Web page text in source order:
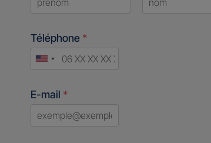
Téléphone *
United
E-mail *